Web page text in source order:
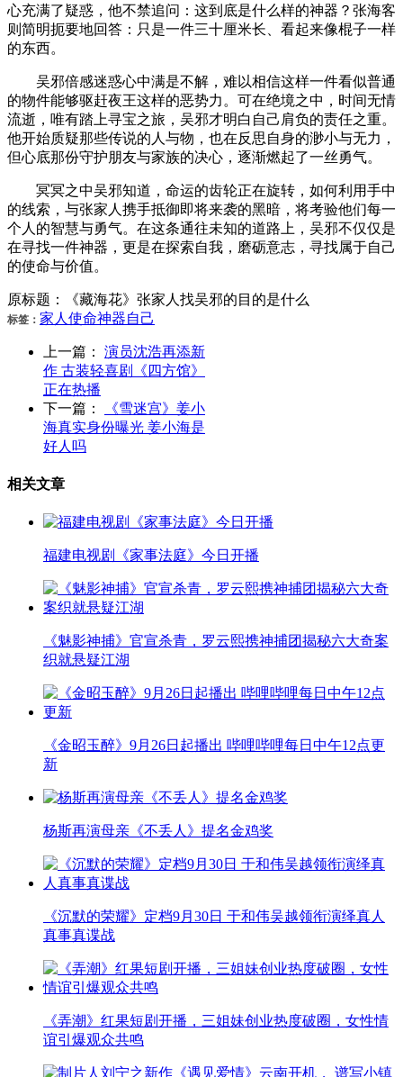
心充满了疑惑，他不禁追问：这到底是什么样的神器？张海客
则简明扼要地回答：只是一件三十厘米长、看起来像棍子一样
的东西。
吴邪倍感迷惑心中满是不解，难以相信这样一件看似普通
的物件能够驱赶夜王这样的恶势力。可在绝境之中，时间无情
流逝，唯有踏上寻宝之旅，吴邪才明白自己肩负的责任之重。
他开始质疑那些传说的人与物，也在反思自身的渺小与无力，
但心底那份守护朋友与家族的决心，逐渐燃起了一丝勇气。
冥冥之中吴邪知道，命运的齿轮正在旋转，如何利用手中
的线索，与张家人携手抵御即将来袭的黑暗，将考验他们每一
个人的智慧与勇气。在这条通往未知的道路上，吴邪不仅仅是
在寻找一件神器，更是在探索自我，磨砺意志，寻找属于自己
的使命与价值。
原标题：《藏海花》张家人找吴邪的目的是什么
标签： 家人 使命神器自己
上一篇：
演员沈浩再添新
作 古装轻喜剧《四方馆》
正在热播
下一篇：
《雪迷宫》姜小
海真实身份曝光 姜小海是
好人吗
相关文章
福建电视剧《家事法庭》今日开播
《魅影神捕》官宣杀青，罗云熙携神捕团揭秘六大奇案
织就悬疑江湖
《金昭玉醉》9月26日起播出 哔哩哔哩每日中午12点更
新
杨斯再演母亲《不丢人》提名金鸡奖
《沉默的荣耀》定档9月30日 于和伟吴越领衔演绎真人
真事真谍战
《弄潮》红果短剧开播，三姐妹创业热度破圈，女性情
谊引爆观众共鸣